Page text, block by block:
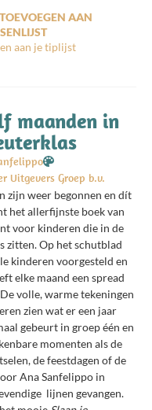
TOEVOEGEN AAN
maanden in
Uitgevers Groep b.v.
zijn weer begonnen en dít
het allerfijnste boek van
voor kinderen die in de
zitten.Op het schutblad
kinderen voorgesteld en
elke maand een spread
volle, warme tekeningen
zien wat er een jaar
gebeurt in groep één en
momenten als de
de feestdagen of de
Ana Sanfelippo in
lijnen gevangen.